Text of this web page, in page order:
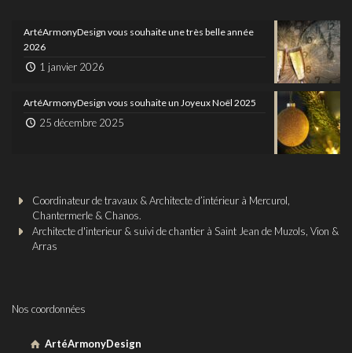
ArtéArmonyDesign vous souhaite une très belle année
2026
1 janvier 2026
ArtéArmonyDesign vous souhaite un Joyeux Noël 2025
25 décembre 2025
Coordinateur de travaux & Architecte d’intérieur à Mercurol,
Chantermerle & Chanos.
Architecte d'interieur & suivi de chantier à Saint Jean de Muzols, Vion &
Arras
Nos coordonnées
ArtéArmonyDesign